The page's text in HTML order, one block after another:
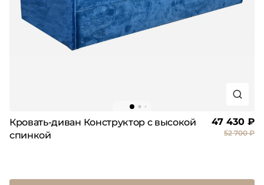
Кровать-диван Конструктор с высокой
спинкой
47 430 ₽
52 700 ₽